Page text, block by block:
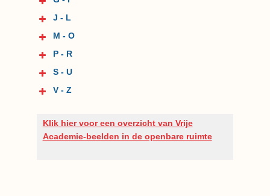
J - L
M - O
P - R
S - U
V - Z
Klik hier voor een overzicht van Vrije
Academie-beelden in de openbare ruimte